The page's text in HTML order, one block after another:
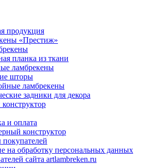
продукция
«Престиж»
планка из ткани
ламбрекены
шторы
ламбрекены
задники для декора
и оплата
конструктор
на обработку персональных данных
сайта artlambreken.ru